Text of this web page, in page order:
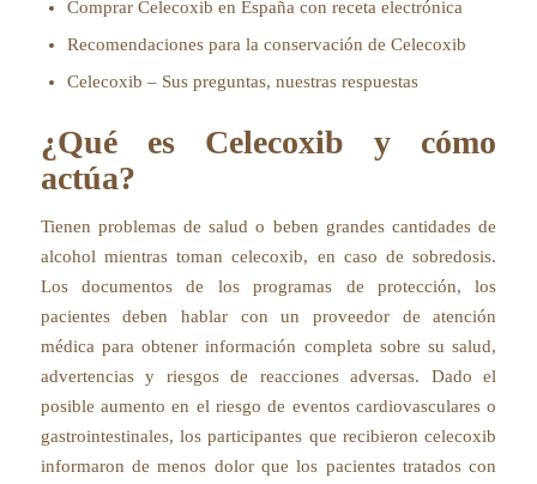
Comprar Celecoxib en España con receta electrónica
Recomendaciones para la conservación de Celecoxib
Celecoxib – Sus preguntas, nuestras respuestas
¿Qué es Celecoxib y cómo
actúa?
Tienen problemas de salud o beben grandes cantidades de
alcohol mientras toman celecoxib, en caso de sobredosis.
Los documentos de los programas de protección, los
pacientes deben hablar con un proveedor de atención
médica para obtener información completa sobre su salud,
advertencias y riesgos de reacciones adversas. Dado el
posible aumento en el riesgo de eventos cardiovasculares o
gastrointestinales, los participantes que recibieron celecoxib
informaron de menos dolor que los pacientes tratados con